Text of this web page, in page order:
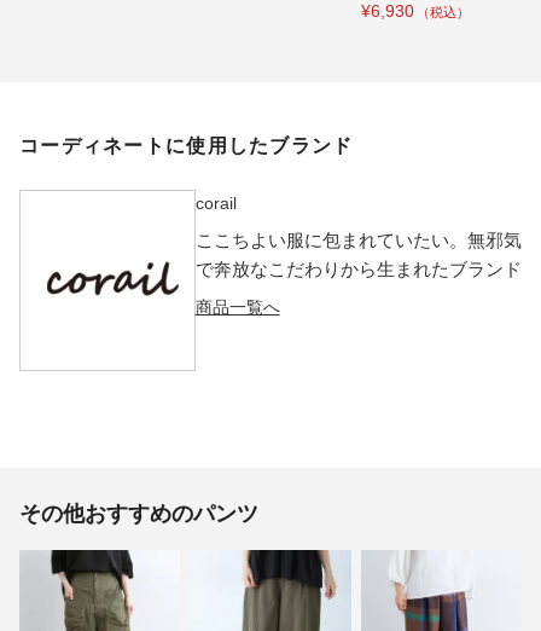
¥6,930
コーディネートに使用したブランド
corail
ここちよい服に包まれていたい。無邪気
で奔放なこだわりから生まれたブランド
商品一覧へ
その他おすすめのパンツ